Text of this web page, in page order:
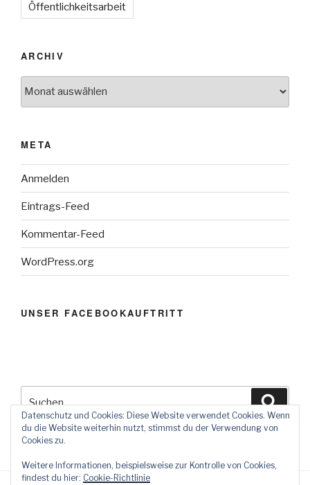
Öffentlichkeitsarbeit
ARCHIV
Archiv
META
Anmelden
Eintrags-Feed
Kommentar-Feed
WordPress.org
UNSER FACEBOOKAUFTRITT
nach:
Datenschutz und Cookies: Diese Website verwendet Cookies. Wenn
du die Website weiterhin nutzt, stimmst du der Verwendung von
Cookies zu.
Weitere Informationen, beispielsweise zur Kontrolle von Cookies,
findest du hier: Cookie-Richtlinie